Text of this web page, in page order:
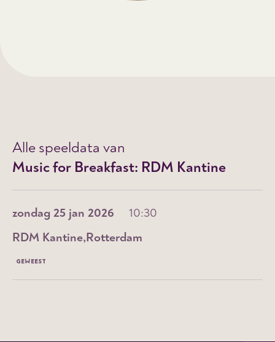
Alle speeldata van
Music for Breakfast: RDM Kantine
zondag 25 jan 2026
10:30
Rotterdam
RDM Kantine
GEWEEST